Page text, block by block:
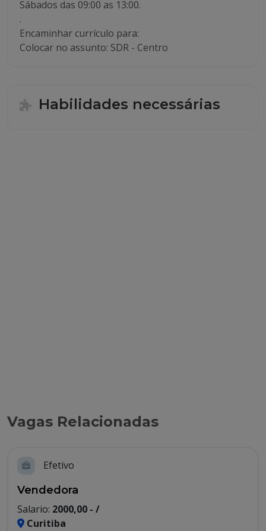
Sábados das 09:00 as 13:00.
.
Encaminhar currículo para:
Colocar no assunto: SDR - Centro
Habilidades necessárias
Vagas Relacionadas
Efetivo
Vendedora
Salario: 2000,00 - /
Curitiba